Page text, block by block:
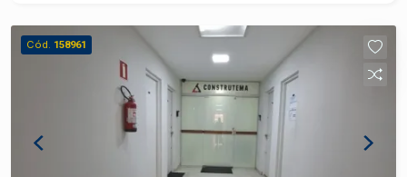
Cód. 158961